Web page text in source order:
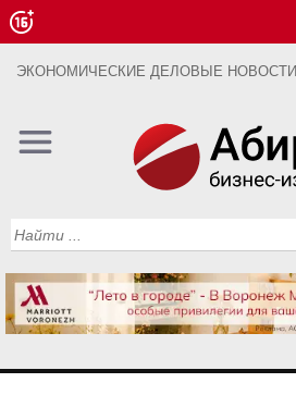
ЭКОНОМИЧЕСКИЕ ДЕЛОВЫЕ НОВОСТИ